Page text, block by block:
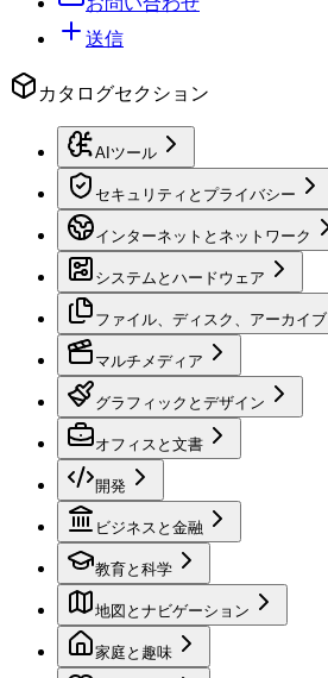
送信
カタログセクション
AIツール
セキュリティとプライバシー
インターネットとネットワーク
システムとハードウェア
ファイル、ディスク、アーカイブ
マルチメディア
グラフィックとデザイン
オフィスと文書
開発
ビジネスと金融
教育と科学
地図とナビゲーション
家庭と趣味